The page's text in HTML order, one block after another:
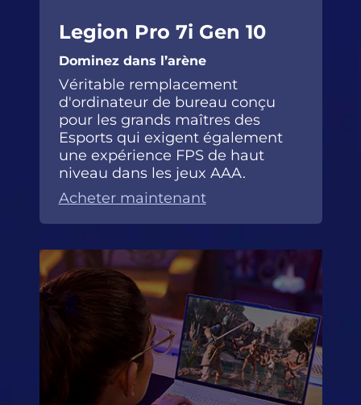
Legion Pro 7i Gen 10
Dominez dans l’arène
Véritable remplacement
d'ordinateur de bureau conçu
pour les grands maîtres des
Esports qui exigent également
une expérience FPS de haut
niveau dans les jeux AAA.
Acheter maintenant